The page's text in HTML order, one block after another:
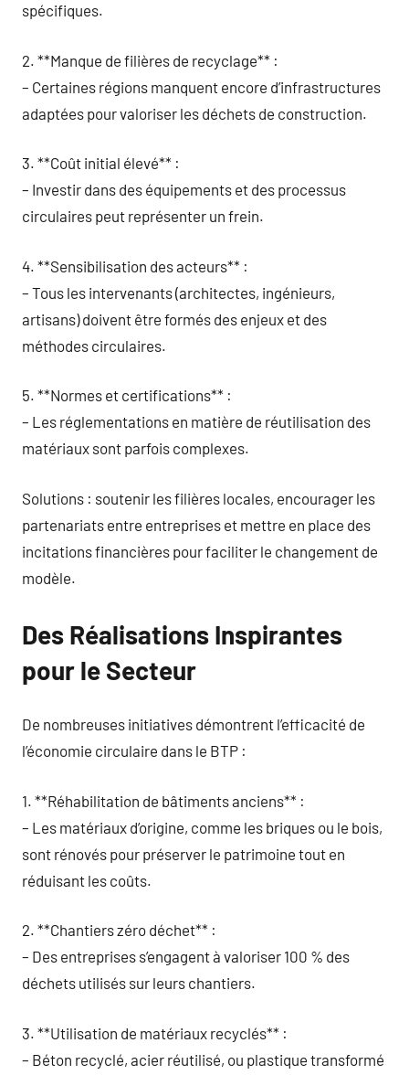
spécifiques.
2. **Manque de filières de recyclage** :
– Certaines régions manquent encore d’infrastructures
adaptées pour valoriser les déchets de construction.
3. **Coût initial élevé** :
– Investir dans des équipements et des processus
circulaires peut représenter un frein.
4. **Sensibilisation des acteurs** :
– Tous les intervenants (architectes, ingénieurs,
artisans) doivent être formés des enjeux et des
méthodes circulaires.
5. **Normes et certifications** :
– Les réglementations en matière de réutilisation des
matériaux sont parfois complexes.
Solutions : soutenir les filières locales, encourager les
partenariats entre entreprises et mettre en place des
incitations financières pour faciliter le changement de
modèle.
Des Réalisations Inspirantes
pour le Secteur
De nombreuses initiatives démontrent l’efficacité de
l’économie circulaire dans le BTP :
1. **Réhabilitation de bâtiments anciens** :
– Les matériaux d’origine, comme les briques ou le bois,
sont rénovés pour préserver le patrimoine tout en
réduisant les coûts.
2. **Chantiers zéro déchet** :
– Des entreprises s’engagent à valoriser 100 % des
déchets utilisés sur leurs chantiers.
3. **Utilisation de matériaux recyclés** :
– Béton recyclé, acier réutilisé, ou plastique transformé